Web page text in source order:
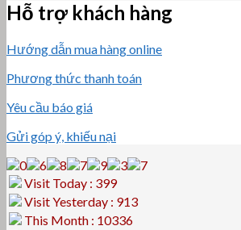
Hỗ trợ khách hàng
Hướng dẫn mua hàng online
Phương thức thanh toán
Yêu cầu báo giá
Gửi góp ý, khiếu nại
Visit Today : 399
Visit Yesterday : 913
This Month : 10336